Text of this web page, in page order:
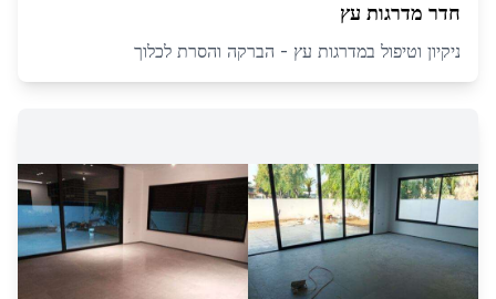
חדר מדרגות עץ
ניקיון וטיפול במדרגות עץ - הברקה והסרת לכלוך